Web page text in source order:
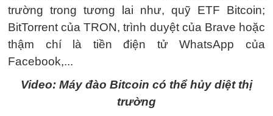
trường trong tương lai như, quỹ ETF Bitcoin;
BitTorrent của TRON, trình duyệt của Brave hoặc
thậm chí là tiền điện tử WhatsApp của
Facebook,...
Video: Máy đào Bitcoin có thể hủy diệt thị
trường